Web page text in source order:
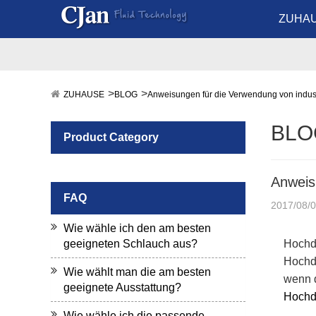
ZUHAUSE BLOG Anweisungen für die Verwendung von
Product Category
FAQ
Wie wähle ich den am besten
geeigneten Schlauch aus?
Wie wählt man die am besten
geeignete Ausstattung?
2017/08/
wenn